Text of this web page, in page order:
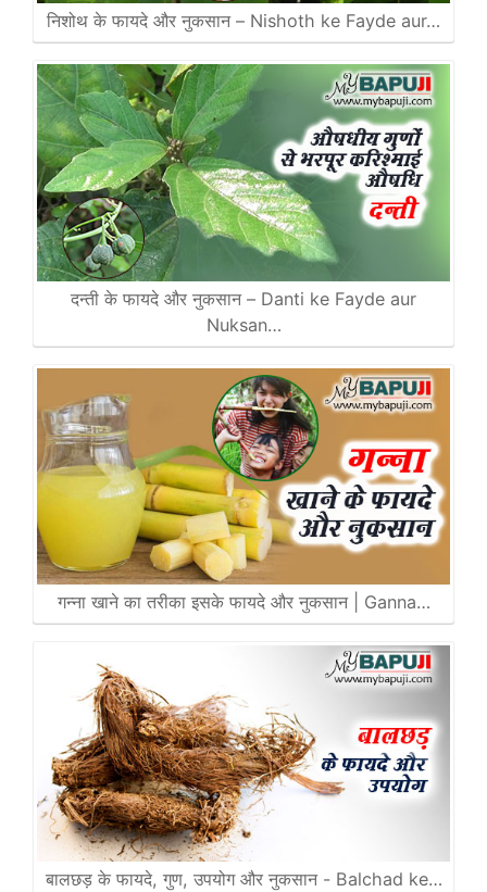
निशोथ के फायदे और नुकसान – Nishoth ke Fayde aur…
दन्ती के फायदे और नुकसान – Danti ke Fayde aur
Nuksan…
गन्ना खाने का तरीका इसके फायदे और नुकसान | Ganna…
बालछड़ के फायदे, गुण, उपयोग और नुकसान - Balchad ke…